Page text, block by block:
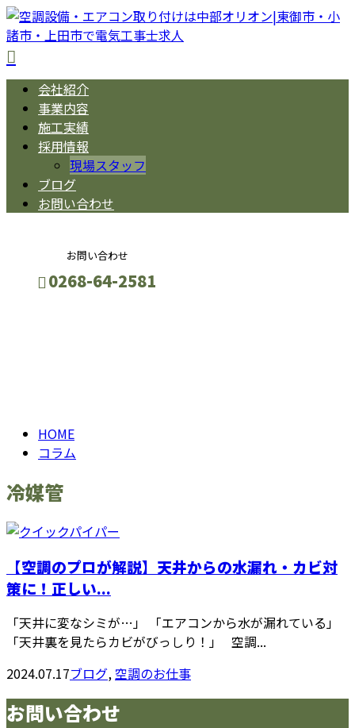
会社紹介
事業内容
施工実績
採用情報
現場スタッフ
ブログ
お問い合わせ
お問い合わせ
0268-64-2581
HOME
コラム
冷媒管
【空調のプロが解説】天井からの水漏れ・カビ対
策に！正しい...
「天井に変なシミが…」 「エアコンから水が漏れている」
「天井裏を見たらカビがびっしり！」 空調...
2024.07.17ブログ,空調のお仕事
お問い合わせ